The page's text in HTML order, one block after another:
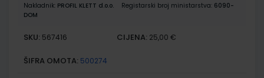
Nakladnik: PROFIL KLETT d.o.o. Registarski broj ministarstva: 6090-
DOM
SKU: 567416 CIJENA: 25,00 €
ŠIFRA OMOTA: 500274